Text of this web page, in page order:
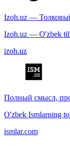
Izoh.uz —
Izoh.uz — O'zbek
izoh.uz
Полный смысл,
O'zbek Ismlarning
ismlar.com